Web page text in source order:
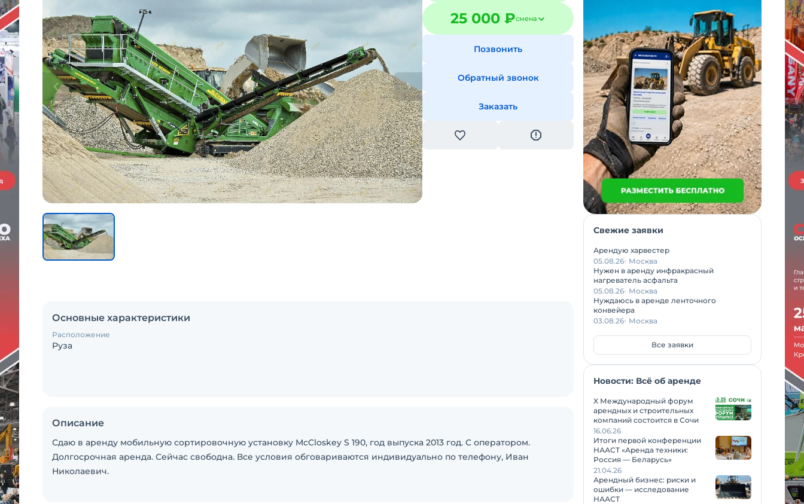
25 000 ₽смена
Позвонить
Обратный звонок
Заказать
Основные характеристики
Расположение
Руза
Описание
Сдаю в аренду мобильную сортировочную установку McCloskey S 190, год выпуска 2013 год. С оператором.
Долгосрочная аренда. Сейчас свободна. Все условия обговариваются индивидуально по телефону, Иван
Николаевич.
Свежие заявки
Арендую харвестер
05.08.26 Москва
Нужен в аренду инфракрасный
нагреватель асфальта
05.08.26 Москва
Нуждаюсь в аренде ленточного
конвейера
03.08.26 Москва
Все заявки
Новости: Всё об аренде
X Международный форум
арендных и строительных
компаний состоится в Сочи
16.06.26
Итоги первой конференции
НААСТ «Аренда техники:
Россия — Беларусь»
21.04.26
Арендный бизнес: риски и
ошибки — исследование
НААСТ